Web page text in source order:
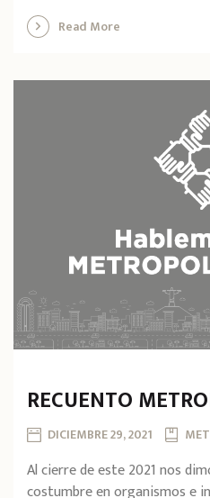
Read More
RECUENTO
DICIEMBRE 29, 2021
Al cierre de este 2021 nos
costumbre en organismos e